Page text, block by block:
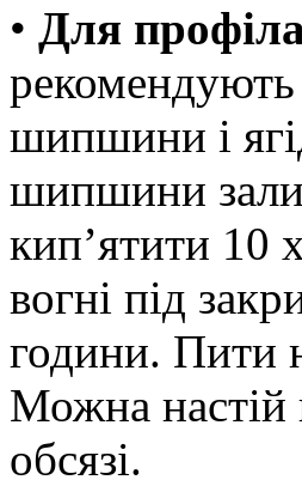
• Для
рекомендують
шипшини і
шипшини
кип’ятити 10
вогні під
години. Пити
Можна настій
обсязі.